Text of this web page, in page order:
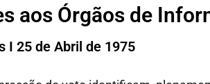
aos Órgãos de
I 25 de Abril de 1975